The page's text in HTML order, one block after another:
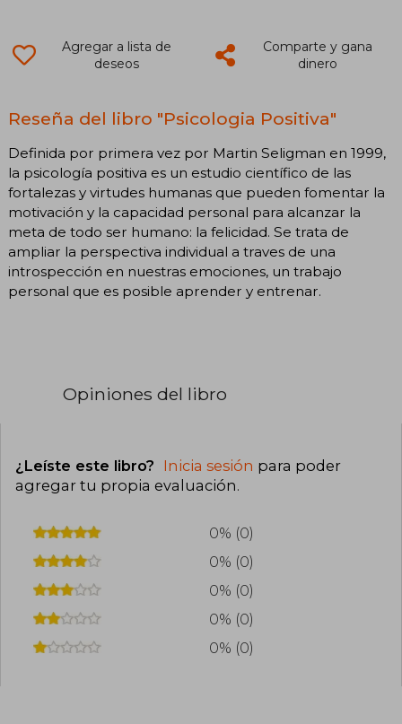
Agregar a lista de
deseos
Comparte y gana
dinero
Reseña del libro "Psicologia Positiva"
Definida por primera vez por Martin Seligman en 1999,
la psicología positiva es un estudio científico de las
fortalezas y virtudes humanas que pueden fomentar la
motivación y la capacidad personal para alcanzar la
meta de todo ser humano: la felicidad. Se trata de
ampliar la perspectiva individual a traves de una
introspección en nuestras emociones, un trabajo
personal que es posible aprender y entrenar.
Opiniones del libro
¿Leíste este libro? Inicia sesión para poder
agregar tu propia evaluación.
0% (0)
0% (0)
0% (0)
0% (0)
0% (0)